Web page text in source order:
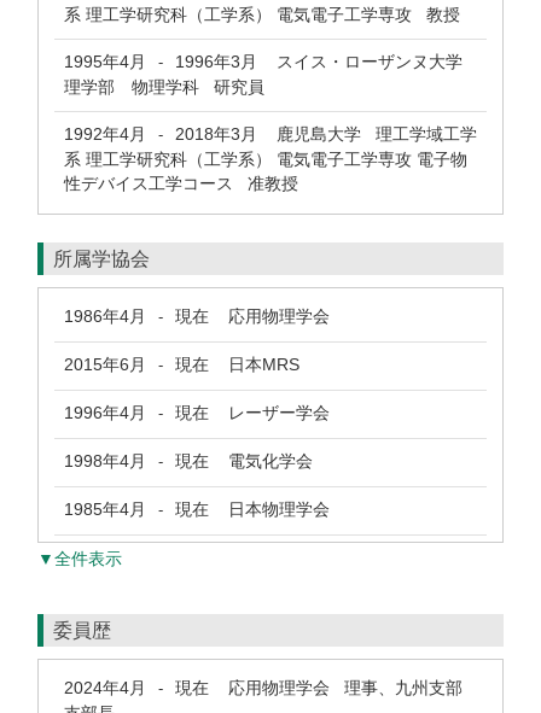
系 理工学研究科（工学系） 電気電子工学専攻 教授
1995年4月 - 1996年3月
スイス・ローザンヌ大学
理学部 物理学科 研究員
1992年4月 - 2018年3月
鹿児島大学 理工学域工学
系 理工学研究科（工学系） 電気電子工学専攻 電子物
性デバイス工学コース 准教授
所属学協会
1986年4月 - 現在 応用物理学会
2015年6月 - 現在 日本MRS
1996年4月 - 現在 レーザー学会
1998年4月 - 現在 電気化学会
1985年4月 - 現在 日本物理学会
▼全件表示
委員歴
2024年4月 - 現在 応用物理学会 理事、九州支部